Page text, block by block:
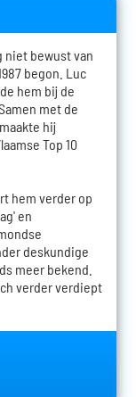
niet bewust van
begon. Luc
hem bij de
met de
hij
Top 10
hem verder op
en
deskundige
meer bekend.
verder verdiept